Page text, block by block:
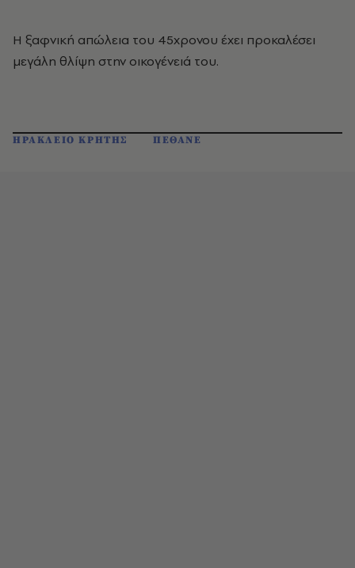
Η ξαφνική απώλεια του 45χρονου έχει προκαλέσει
μεγάλη θλίψη στην οικογένειά του.
ΗΡΑΚΛΕΙΟ ΚΡΗΤΗΣ ΠΕΘΑΝΕ